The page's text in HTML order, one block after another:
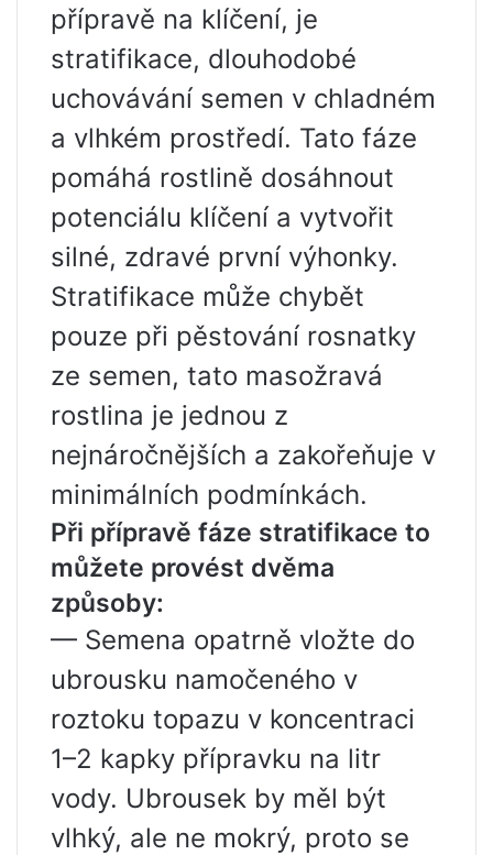
přípravě na klíčení, je
stratifikace, dlouhodobé
uchovávání semen v chladném
a vlhkém prostředí. Tato fáze
pomáhá rostlině dosáhnout
potenciálu klíčení a vytvořit
silné, zdravé první výhonky.
Stratifikace může chybět
pouze při pěstování rosnatky
ze semen, tato masožravá
rostlina je jednou z
nejnáročnějších a zakořeňuje v
minimálních podmínkách.
Při přípravě fáze stratifikace to
můžete provést dvěma
způsoby:
— Semena opatrně vložte do
ubrousku namočeného v
roztoku topazu v koncentraci
1–2 kapky přípravku na litr
vody. Ubrousek by měl být
vlhký, ale ne mokrý, proto se